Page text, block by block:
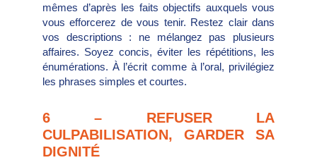
mêmes d’après les faits objectifs auxquels vous
vous efforcerez de vous tenir. Restez clair dans
vos descriptions : ne mélangez pas plusieurs
affaires. Soyez concis, éviter les répétitions, les
énumérations. À l’écrit comme à l’oral, privilégiez
les phrases simples et courtes.
6 – REFUSER LA
CULPABILISATION, GARDER SA
DIGNITÉ